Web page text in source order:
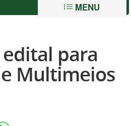
MENU
para
Multimeios